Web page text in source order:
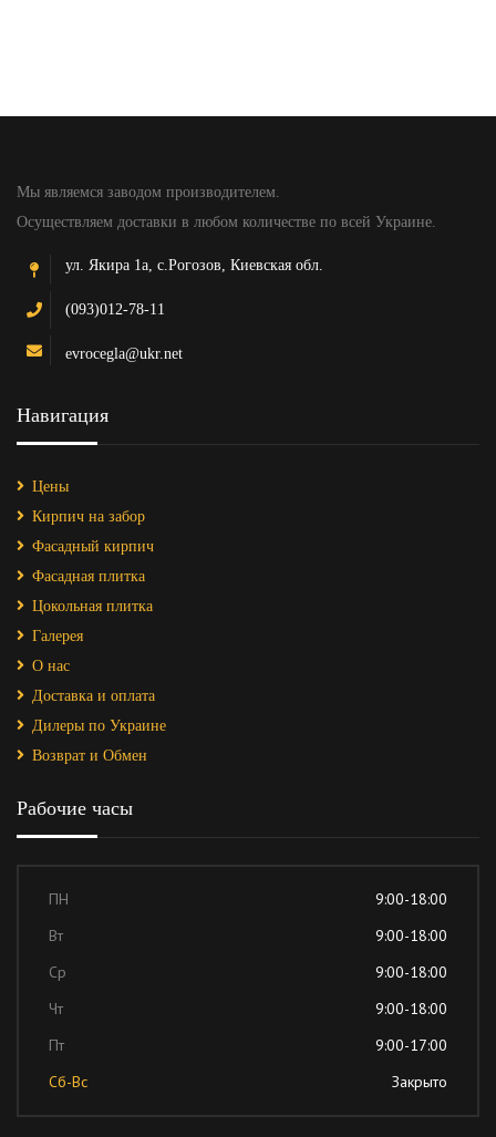
Мы являемся заводом производителем.
Осуществляем доставки в любом количестве по всей Украине.
ул. Якира 1а, с.Рогозов, Киевская обл.
(093)012-78-11
evrocegla@ukr.net
Навигация
Цены
Кирпич на забор
Фасадный кирпич
Фасадная плитка
Цокольная плитка
Галерея
О нас
Доставка и оплата
Дилеры по Украине
Возврат и Обмен
Рабочие часы
ПН
9:00-18:00
Вт
9:00-18:00
Ср
9:00-18:00
Чт
9:00-18:00
Пт
9:00-17:00
Сб-Вс
Закрыто